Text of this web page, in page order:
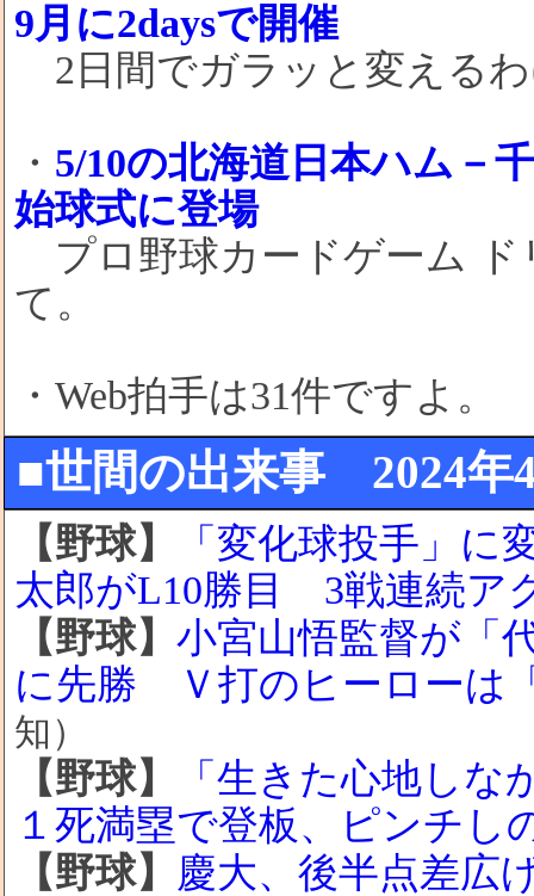
9月に2daysで開催
2日間でガラッと変える
・ 5/10の北海道日本ハム－
始球式に登場
プロ野球カードゲーム ド
て。
・Web拍手は31件ですよ。
■世間の出来事 2024年
【野球】
「変化球投手」
太郎がL10勝目 3戦連続ア
【野球】 小宮山悟監督が「
に先勝 Ｖ打のヒーローは
知）
【野球】
「生きた心地しな
１死満塁で登板、ピンチし
【野球】
慶大、後半点差広